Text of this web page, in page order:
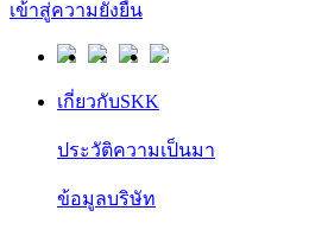
เข้าสู่ความยั่งยืน
เกี่ยวกับSKK
ประวัติความเป็นมา
ข้อมูลบริษัท